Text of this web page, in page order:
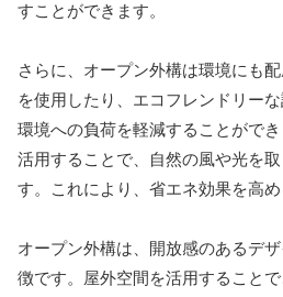
すことができます。
さらに、オープン外構は環境にも
を使用したり、エコフレンドリー
環境への負荷を軽減することがで
活用することで、自然の風や光を
す。これにより、省エネ効果を高め
オープン外構は、開放感のあるデ
徴です。屋外空間を活用すること